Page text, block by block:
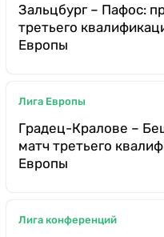
Зальцбург – Пафос:
третьего
Европы
Лига Европы
Градец-Кралове –
матч третьего
Европы
Лига конференций